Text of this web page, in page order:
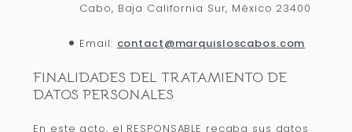
Cabo, Baja California Sur, México 23400
Email: contact@marquisloscabos.com
FINALIDADES DEL TRATAMIENTO DE
DATOS PERSONALES
En este acto, el RESPONSABLE recaba sus datos